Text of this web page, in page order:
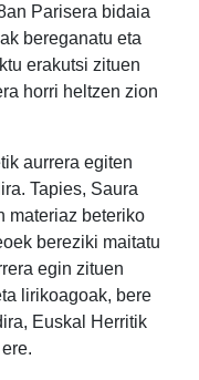
Parisera bidaia
bereganatu eta
erakutsi zituen
horri heltzen zion
aurrera egiten
Tapies, Saura
materiaz beteriko
bereziki maitatu
egin zituen
lirikoagoak, bere
Euskal Herritik